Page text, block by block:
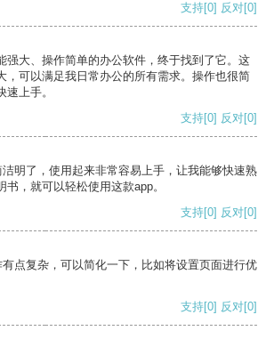
支持[0] 反对[0]
强大、操作简单的办公软件，终于找到了它。这
，可以满足我日常办公的所有需求。操作也很简
上手。
支持[0] 反对[0]
明了，使用起来非常容易上手，让我能够快速熟
，就可以轻松使用这款app。
支持[0] 反对[0]
点复杂，可以简化一下，比如将设置页面进行优
支持[0] 反对[0]